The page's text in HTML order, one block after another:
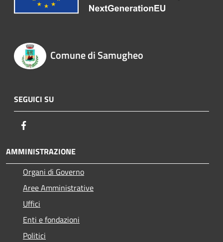
Comune di Samugheo
SEGUICI SU
AMMINISTRAZIONE
Organi di Governo
Aree Amministrative
Uffici
Enti e fondazioni
Politici